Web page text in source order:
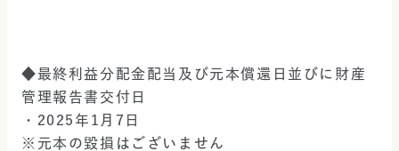
◆最終利益分配金配当及び元本償還日並びに財産
管理報告書交付日
・2025年1月7日
※元本の毀損はございません